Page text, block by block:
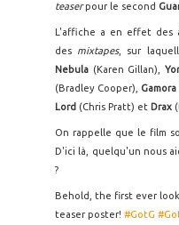
teaserpour le second
L'affiche a en effet des
des mixtapes, sur
Nebula (Karen Gillan),
(Bradley Cooper), Gamora
Lord (Chris Pratt) et Drax
On rappelle que le film
D'ici là, quelqu'un nous
?
Behold, the first ever
teaser poster! #GotG